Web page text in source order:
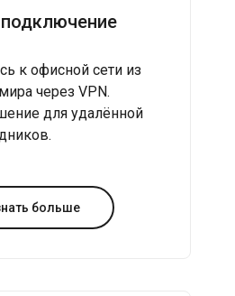
к офисной сети из
через VPN.
для удалённой
больше